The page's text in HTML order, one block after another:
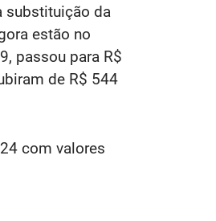
substituição da
estão no
passou para R$
de R$ 544
com valores